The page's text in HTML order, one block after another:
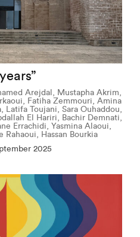
Arejdal, Mustapha Akrim,
Fatiha Zemmouri, Amina
Latifa Toujani, Sara Ouhaddou,
El Hariri, Bachir Demnati,
Errachidi, Yasmina Alaoui,
Rahaoui, Hassan Bourkia
2025